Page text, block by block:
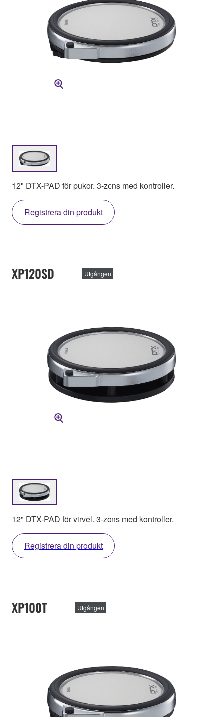
12" DTX-PAD för pukor. 3-zons med kontroller.
Registrera din produkt
XP120SD Utgången
12" DTX-PAD för virvel. 3-zons med kontroller.
Registrera din produkt
XP100T Utgången